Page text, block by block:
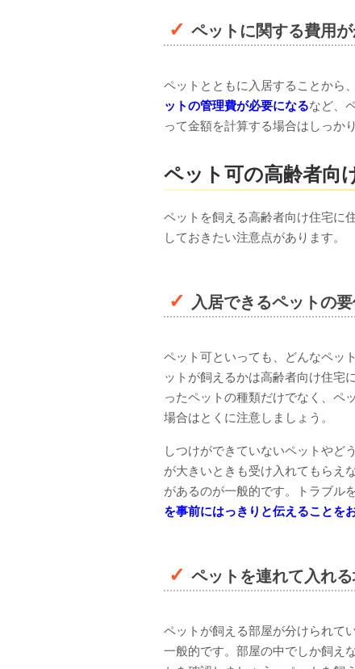
ペットに関する費用
ペットとともに入居することから
ットの管理費が必要になるなど、
って金額を計算する場合はしっか
ペット可の高齢者向
ペットを飼える高齢者向け住宅に
しておきたい注意点があります。
入居できるペットの
ペット可といっても、どんなペッ
ットが飼えるかは高齢者向け住宅
ったペットの種類だけでなく、ペ
場合はとくに注意しましょう。
しつけができていないペットやど
が大きいときも受け入れてもらえ
があるのが一般的です。トラブル
を事前にはっきりと伝えることを
ペットを連れて入れ
ペットが飼える部屋が分けられて
一般的です。部屋の中でしか飼え